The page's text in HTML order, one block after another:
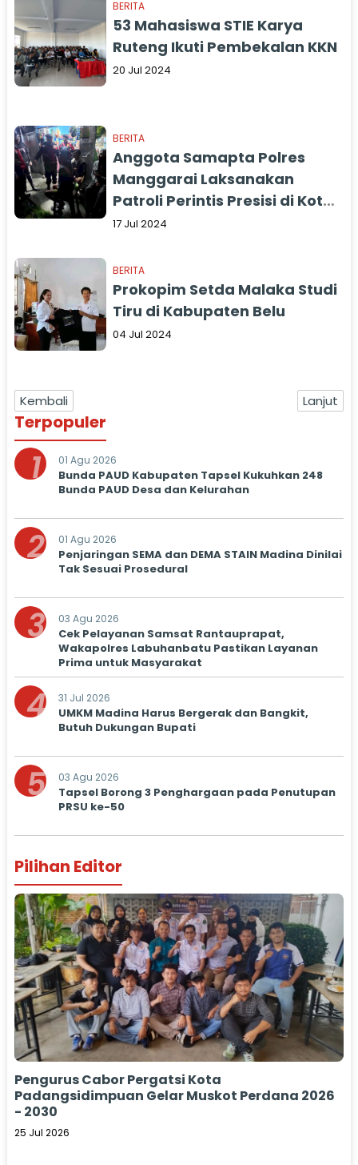
BERITA
53 Mahasiswa STIE Karya
Ruteng Ikuti Pembekalan KKN
20 Jul 2024
BERITA
Anggota Samapta Polres
Manggarai Laksanakan
Patroli Perintis Presisi di Kota
Ruteng
17 Jul 2024
BERITA
Prokopim Setda Malaka Studi
Tiru di Kabupaten Belu
04 Jul 2024
Kembali Lanjut
Terpopuler
1 01 Agu 2026
Bunda PAUD Kabupaten Tapsel Kukuhkan 248
Bunda PAUD Desa dan Kelurahan
2 01 Agu 2026
Penjaringan SEMA dan DEMA STAIN Madina Dinilai
Tak Sesuai Prosedural
3 03 Agu 2026
Cek Pelayanan Samsat Rantauprapat,
Wakapolres Labuhanbatu Pastikan Layanan
Prima untuk Masyarakat
4 31 Jul 2026
UMKM Madina Harus Bergerak dan Bangkit,
Butuh Dukungan Bupati
5 03 Agu 2026
Tapsel Borong 3 Penghargaan pada Penutupan
PRSU ke-50
Pilihan Editor
Pengurus Cabor Pergatsi Kota
Padangsidimpuan Gelar Muskot Perdana 2026
- 2030
25 Jul 2026